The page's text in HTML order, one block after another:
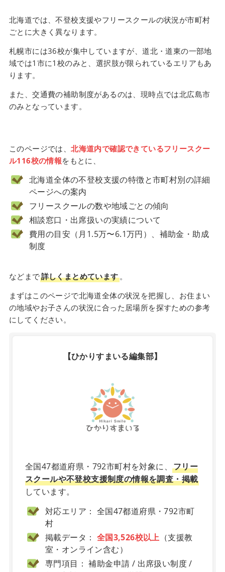
北海道では、不登校支援やフリースクールの状況が市町村
ごとに大きく異なります。
札幌市には36校が集中していますが、道北・道東の一部地
域では1市に1校のみと、選択肢が限られているエリアもあ
ります。
また、交通費の補助制度があるのは、現時点では北広島市
のみとなっています。
このページでは、北海道内で確認できているフリースクー
ル116校の情報をもとに、
北海道全体の不登校支援の特徴と市町村別の詳細
ページへの案内
フリースクールの数や地域ごとの傾向
相談窓口・出席扱いの実績について
費用の目安（月1.5万〜6.1万円）、補助金・助成
制度
などまで詳しくまとめています。
まずはこのページで北海道全体の状況を把握し、お住まい
の地域やお子さんの状況に合った居場所を探すための参考
にしてください。
【ひかりすまいる編集部】
全国47都道府県・792市町村を対象に、 フリー
スクールや不登校支援制度の情報を調査・掲載
しています。
対応エリア： 全国47都道府県・792市町
村
掲載データ： 全国3,526校以上 （支援教
室・オンライン含む）
専門項目： 補助金申請 / 出席扱い制度 /